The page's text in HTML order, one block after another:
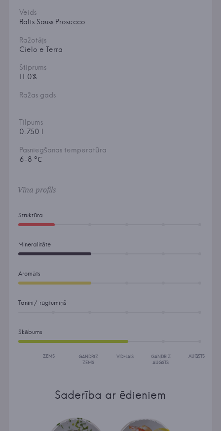
Veids
Balts Sauss Prosecco
Ražotājs
Cielo e Terra
Stiprums
11.0%
Ražas gads
Tilpums
0.750 l
Pasniegšanas temperatūra
6-8 °С
Vīna profils
Struktūra
Mineralitāte
Aromāts
Tanīni/ rūgtumiņš
Skābums
ZEMS
GANDRĪZ
ZEMS
VIDĒJAIS
GANDRĪZ
AUGSTS
AUGSTS
Saderība ar ēdieniem